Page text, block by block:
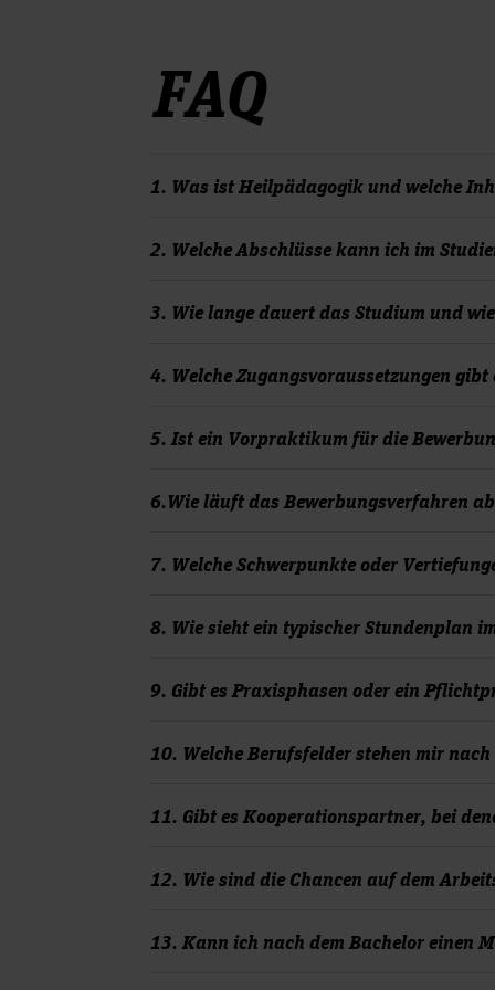
FAQ
1. Was ist Heilpädagogik und welche
Heilpädagogik beschäftigt sich mit der
in heilpädagogische Theorien und
Auseinandersetzung mit inklusiven und
2. Welche Abschlüsse kann ich im
Nach erfolgreichem Abschluss wird der
3. Wie lange dauert das Studium und
Der berufsbegleitende Studiengang
gelernten Theorien und Inhalte zur
Heilpädagogik vorbereitet wirst.
4. Welche Zugangsvoraussetzungen
Für den berufsbegleitenden Studiengang
Weiterbildungsmaßnahmen erforderlich.
5. Ist ein Vorpraktikum für die
Nein, denn Sie haben bereits eine
6.Wie läuft das Bewerbungsverfahren
Der Bewerbungszeitraum für den
Bei Fragen zum Bewerbungsverfahren
7. Welche Schwerpunkte oder
Im Studium werden Themen der
8. Wie sieht ein typischer Stundenplan
Studierende sind nur montags ganztägig
9. Gibt es Praxisphasen oder ein
Im Rahmen der staatlichen
10. Welche Berufsfelder stehen mir
Absolvent*innen können in
11. Gibt es Kooperationspartner, bei
Die Hochschule Hannover arbeitet mit
12. Wie sind die Chancen auf dem
Die Berufsaussichten sind sehr gut, da
13. Kann ich nach dem Bachelor einen